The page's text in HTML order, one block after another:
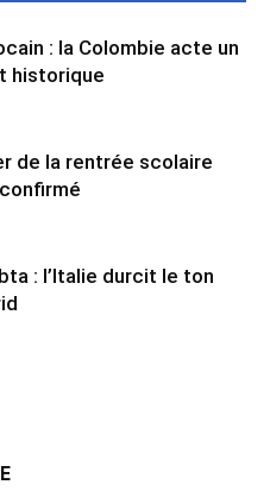
: la Colombie acte un
historique
de la rentrée scolaire
: l’Italie durcit le ton